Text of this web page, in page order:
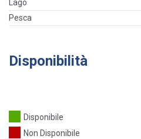
Lago
Pesca
Disponibilità
Disponibile
Non Disponibile